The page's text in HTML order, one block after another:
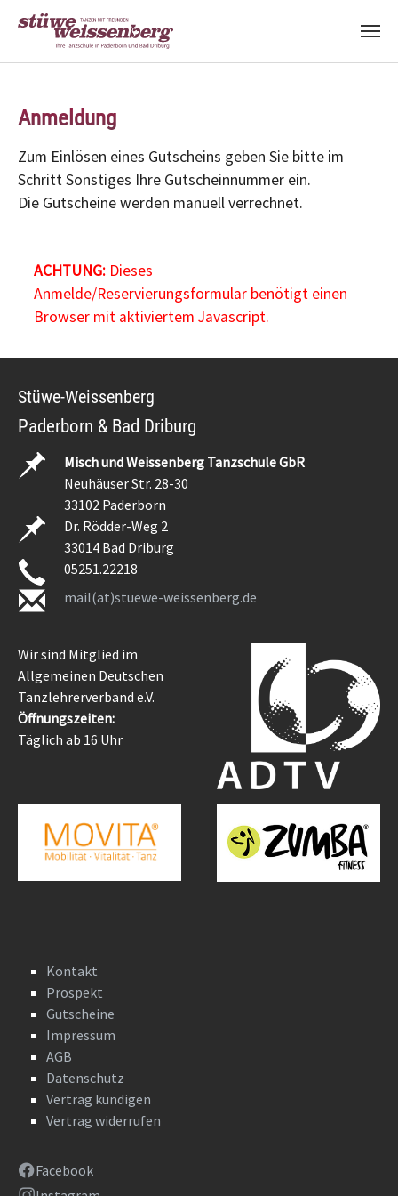
Anmeldung
Zum Einlösen eines Gutscheins geben Sie bitte im
Schritt Sonstiges Ihre Gutscheinnummer ein.
Die Gutscheine werden manuell verrechnet.
ACHTUNG:Dieses
Anmelde/Reservierungsformular benötigt einen
Browser mit aktiviertem Javascript.
Stüwe-Weissenberg
Paderborn & Bad Driburg
Misch und Weissenberg Tanzschule GbR
Neuhäuser Str. 28-30
33102 Paderborn
Dr. Rödder-Weg 2
33014 Bad Driburg
05251.22218
mail(at)stuewe-weissenberg.de
Wir sind Mitglied im
Allgemeinen Deutschen
Tanzlehrerverband e.V.
Öffnungszeiten:
Täglich ab 16 Uhr
Kontakt
Prospekt
Gutscheine
Impressum
AGB
Datenschutz
Vertrag kündigen
Vertrag widerrufen
Facebook